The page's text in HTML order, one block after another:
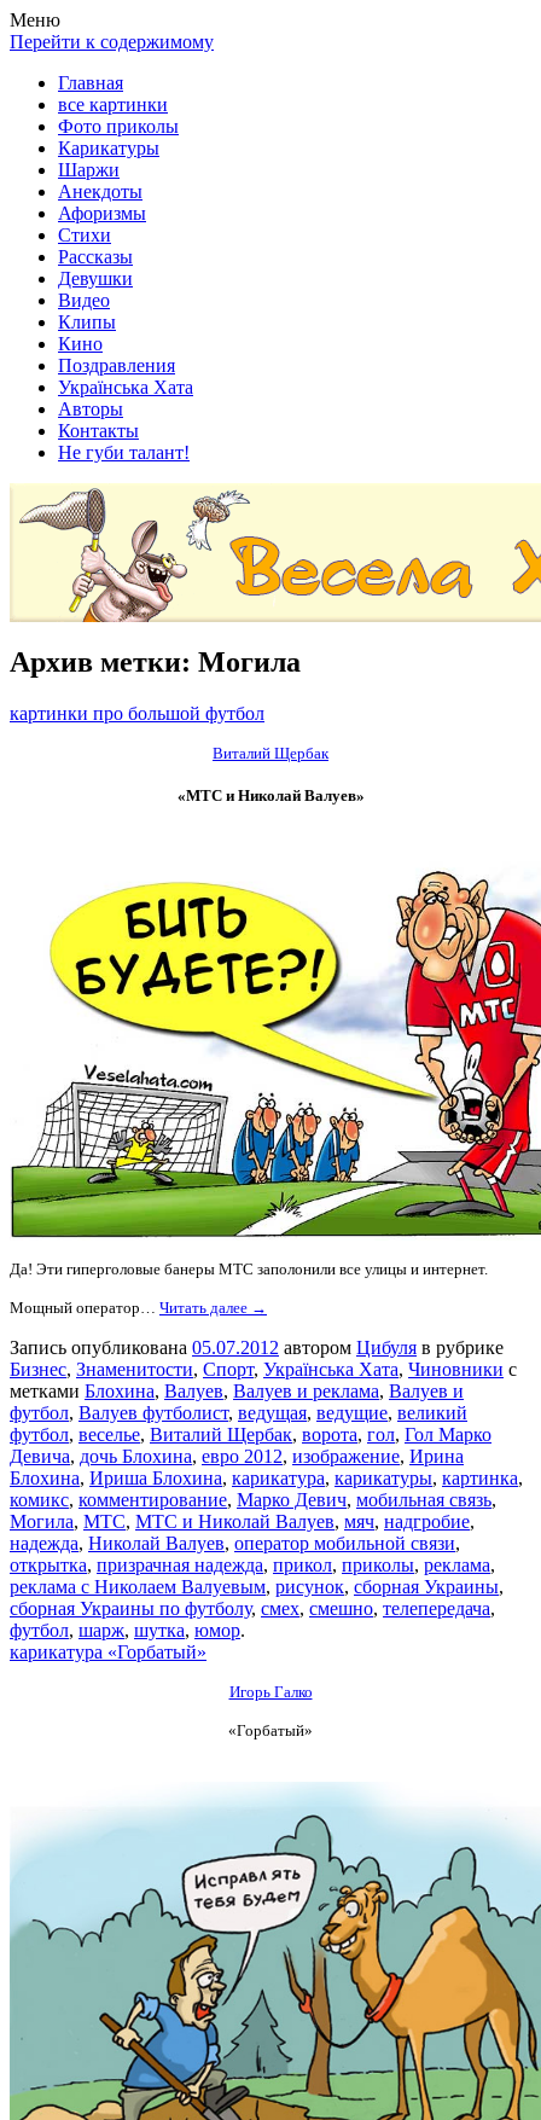
Весела хата — прикольные картинки, смешные истории,
клипы!
Покажем всем ваши фото приколы, карикатуры, шаржи, стихи,
рассказы, видео и песни!
Меню
Перейти к содержимому
Главная
все картинки
Фото приколы
Карикатуры
Шаржи
Анекдоты
Афоризмы
Стихи
Рассказы
Девушки
Видео
Клипы
Кино
Поздравления
Українська Хата
Авторы
Контакты
Не губи талант!
Архив метки: Могила
картинки про большой футбол
Виталий Щербак
«МТС и Николай Валуев»
Да! Эти гиперголовые банеры МТС заполонили все улицы и интернет.
Мощный оператор… Читать далее →
Запись опубликована 05.07.2012 автором Цибуля в рубрике
Бизнес, Знаменитости, Спорт, Українська Хата, Чиновники с
метками Блохина, Валуев, Валуев и реклама, Валуев и
футбол, Валуев футболист, ведущая, ведущие, великий
футбол, веселье, Виталий Щербак, ворота, гол, Гол Марко
Девича, дочь Блохина, евро 2012, изображение, Ирина
Блохина, Ириша Блохина, карикатура, карикатуры, картинка,
комикс, комментирование, Марко Девич, мобильная связь,
Могила, МТС, МТС и Николай Валуев, мяч, надгробие,
надежда, Николай Валуев, оператор мобильной связи,
открытка, призрачная надежда, прикол, приколы, реклама,
реклама с Николаем Валуевым, рисунок, сборная Украины,
сборная Украины по футболу, смех, смешно, телепередача,
футбол, шарж, шутка, юмор.
карикатура «Горбатый»
Игорь Галко
«Горбатый»